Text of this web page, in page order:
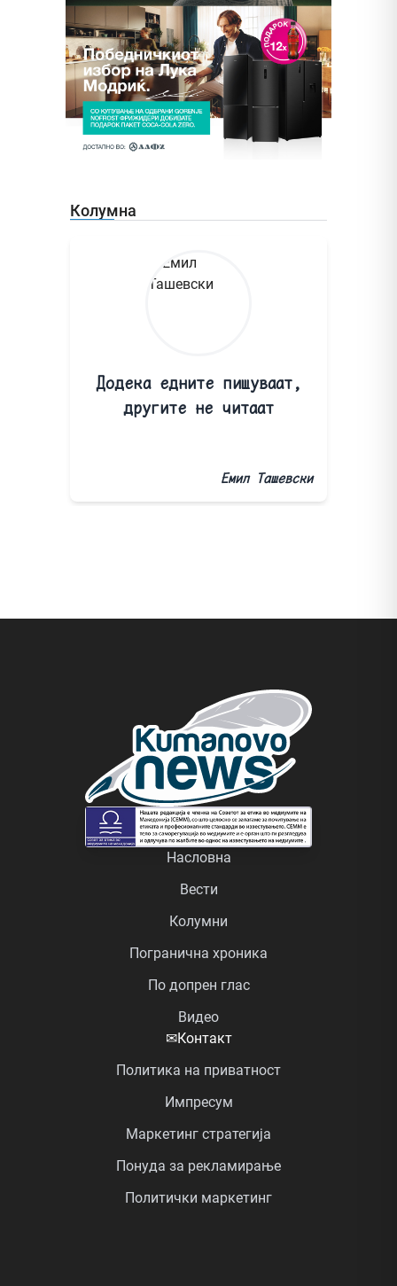
Колумна
Додека едните пишуваат,
другите не читаат
Емил Ташевски
Насловна
Вести
Колумни
Погранична хроника
По допрен глас
Видео
✉Контакт
Политика на приватност
Импресум
Маркетинг стратегија
Понуда за рекламирање
Политички маркетинг